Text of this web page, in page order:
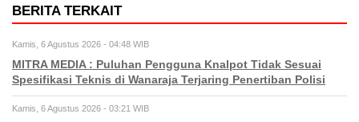
BERITA TERKAIT
Kamis, 6 Agustus 2026 - 04:48 WIB
MITRA MEDIA : Puluhan Pengguna Knalpot Tidak Sesuai
Spesifikasi Teknis di Wanaraja Terjaring Penertiban Polisi
Kamis, 6 Agustus 2026 - 03:21 WIB